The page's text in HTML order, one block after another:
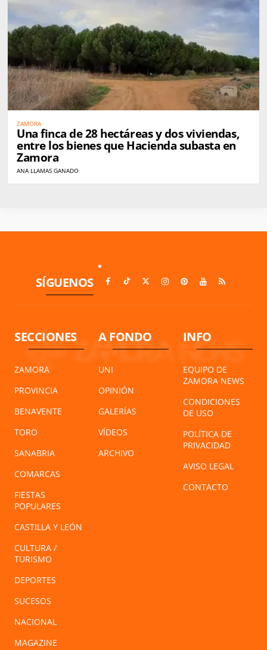
ZAMORA
Una finca de 28 hectáreas y dos viviendas,
entre los bienes que Hacienda subasta en
Zamora
ANA LLAMAS GANADO
SÍGUENOS
SECCIONES
ZAMORA
PROVINCIA
BENAVENTE
TORO
SANABRIA
COMARCAS
FIESTAS
POPULARES
CASTILLA Y LEÓN
CULTURA /
TURISMO
DEPORTES
SUCESOS
NACIONAL
MAGAZINE
A FONDO
UNI
OPINIÓN
GALERÍAS
VÍDEOS
ARCHIVO
INFO
EQUIPO DE
ZAMORA NEWS
CONDICIONES
DE USO
POLÍTICA DE
PRIVACIDAD
AVISO LEGAL
CONTACTO